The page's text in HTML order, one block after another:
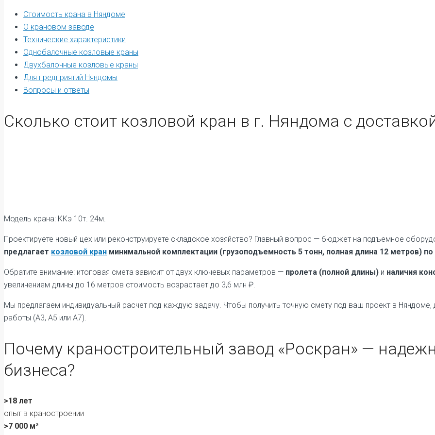
Стоимость крана в Няндоме
О крановом заводе
Технические характеристики
Однобалочные козловые краны
Двухбалочные козловые краны
Для предприятий Няндомы
Вопросы и ответы
Сколько стоит козловой кран в г. Няндома с
Модель крана: ККэ 10т. 24м.
Проектируете новый цех или реконструируете складское хозяйство? Главный вопрос — бюджет на подъемное
предлагает козловой кран минимальной комплектации (грузоподъемность 5 тонн, полная длина 12 метров)
Обратите внимание: итоговая смета зависит от двух ключевых параметров — пролета (полной длины) и наличия
увеличением длины до 16 метров стоимость возрастает до 3,6 млн ₽.
Мы предлагаем индивидуальный расчет под каждую задачу. Чтобы получить точную смету под ваш проект в
работы (А3, А5 или А7).
Почему краностроительный завод «Роскран» —
бизнеса?
>18 лет
опыт в краностроении
>7 000 м²